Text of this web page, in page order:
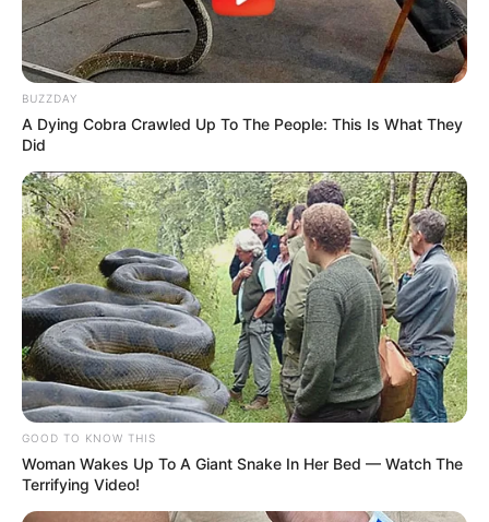
BUZZDAY
A Dying Cobra Crawled Up To The People: This Is What They
Did
GOOD TO KNOW THIS
Woman Wakes Up To A Giant Snake In Her Bed — Watch The
Terrifying Video!